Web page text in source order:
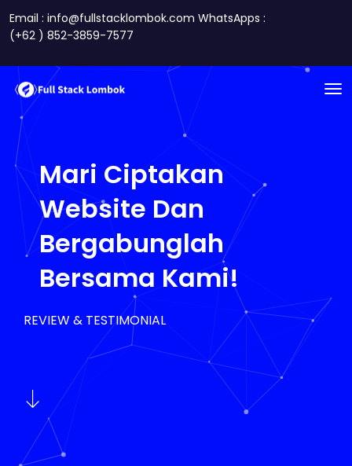
Email : info@fullstacklombok.com WhatsApps :
(+62 ) 852-3859-7577
Mari Ciptakan
Website Dan
Bergabunglah
Bersama Kami!
REVIEW & TESTIMONIAL